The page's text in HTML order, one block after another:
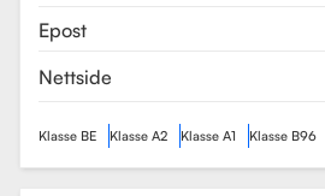
Epost
Nettside
Klasse BE Klasse A2 Klasse A1 Klasse B96